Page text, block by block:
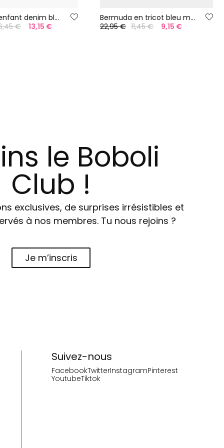
Pantalon enfant denim bleu
€
13,15 €
Bermuda en tricot bleu marine
22,95 € 11,45 € 9,15 €
le Boboli
Club !
exclusives, de surprises irrésistibles et
à nos membres. Tu nous rejoins ?
Je m’inscris
Suivez-nous
FacebookTwitterInstagramPinterest
YoutubeTiktok